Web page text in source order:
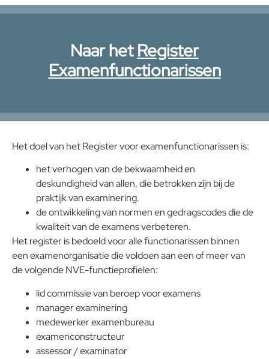
Naar hetRegister
Examenfunctionarissen
Het doel van het Register voor examenfunctionarissen is:
het verhogen van de bekwaamheid en
deskundigheid van allen, die betrokken zijn bij de
praktijk van examinering.
de ontwikkeling van normen en gedragscodes die de
kwaliteit van de examens verbeteren.
Het register is bedoeld voor alle functionarissen binnen
een examenorganisatie die voldoen aan een of meer van
de volgende NVE-functieprofielen:
lid commissie van beroep voor examens
manager examinering
medewerker examenbureau
examenconstructeur
assessor / examinator